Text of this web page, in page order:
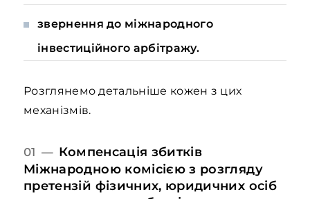
звернення до міжнародного
інвестиційного арбітражу.
Розглянемо детальніше кожен з цих
механізмів.
01 — Компенсація збитків
Міжнародною комісією з розгляду
претензій фізичних, юридичних осіб